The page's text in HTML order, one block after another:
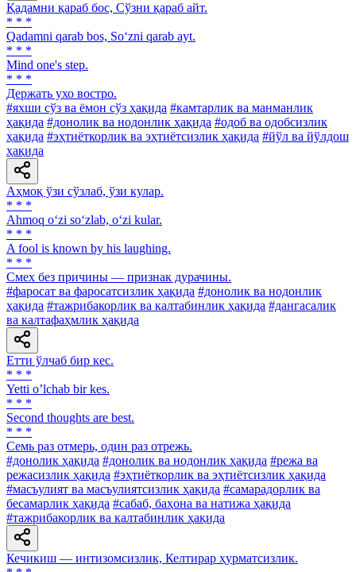
Қадамни қараб бос, Сўзни қараб айт.
* * *
Qadamni qarab bos, So‘zni qarab ayt.
* * *
Mind one's step.
* * *
Держать ухо востро.
#яхши сўз ва ёмон сўз ҳақида #камтарлик ва манманлик
ҳақида #донолик ва нодонлик ҳақида #одоб ва одобсизлик
ҳақида #эҳтиёткорлик ва эҳтиётсизлик ҳақида #йўл ва йўлдош
ҳақида
Аҳмоқ ўзи сўзлаб, ўзи кулар.
* * *
Ahmoq o‘zi so‘zlab, o‘zi kular.
* * *
A fool is known by his laughing.
* * *
Смех без причины — признак дурачины.
#фаросат ва фаросатсизлик ҳақида #донолик ва нодонлик
ҳақида #тажрибакорлик ва калтабинлик ҳақида #дангасалик
ва калтафаҳмлик ҳақида
Етти ўлчаб бир кес.
* * *
Yetti oʼlchab bir kes.
* * *
Second thoughts are best.
* * *
Семь раз отмерь, один раз отрежь.
#донолик ҳақида #донолик ва нодонлик ҳақида #режа ва
режасизлик ҳақида #эҳтиёткорлик ва эҳтиётсизлик ҳақида
#масъулият ва масъулиятсизлик ҳақида #самарадорлик ва
бесамарлик ҳақида #сабаб, баҳона ва натижа ҳақида
#тажрибакорлик ва калтабинлик ҳақида
Кечикиш — интизомсизлик, Келтирар ҳурматсизлик.